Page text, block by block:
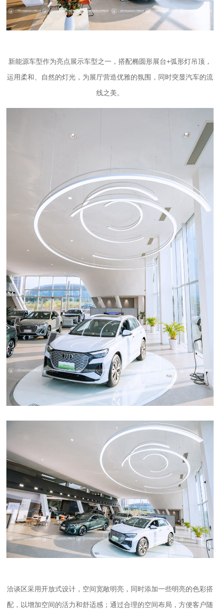
新能源车型作为亮点展示车型之一，搭配椭圆形展台+弧形灯吊顶，
运用柔和、自然的灯光，为展厅营造优雅的氛围，同时突显汽车的流
线之美。
洽谈区采用开放式设计，空间宽敞明亮，同时添加一些明亮的色彩搭
配，以增加空间的活力和舒适感；通过合理的空间布局，方便客户随